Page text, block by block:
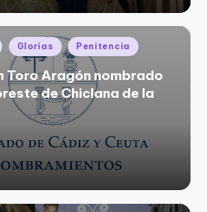
Glorias Penitencia
Toro Aragón nombrado
de Chiclana de la